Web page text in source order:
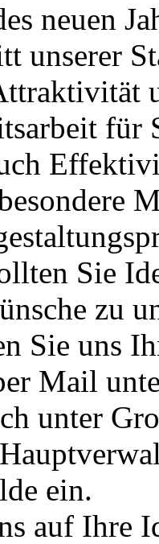
neuen
unserer
für
Sie
zu
Sie uns
Mail
unter
ein.
auf Ihre